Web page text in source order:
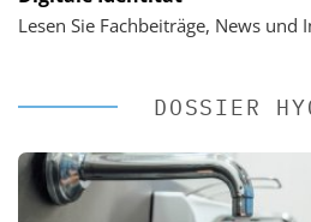
Lesen Sie Fachbeiträge, News und
DOSSIER